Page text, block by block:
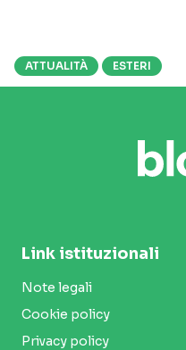
ATTUALITÀ ESTERI
Link istituzionali
Note legali
Cookie policy
Privacy policy